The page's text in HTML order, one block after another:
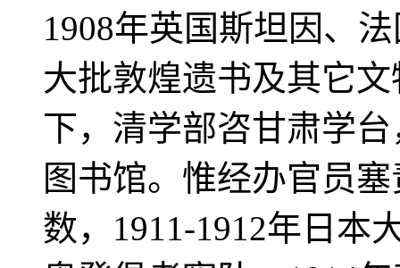
1908年英国斯坦因、
大批敦煌遗书及其它
下，清学部咨甘肃学
图书馆。惟经办官员
数，1911-1912年日本